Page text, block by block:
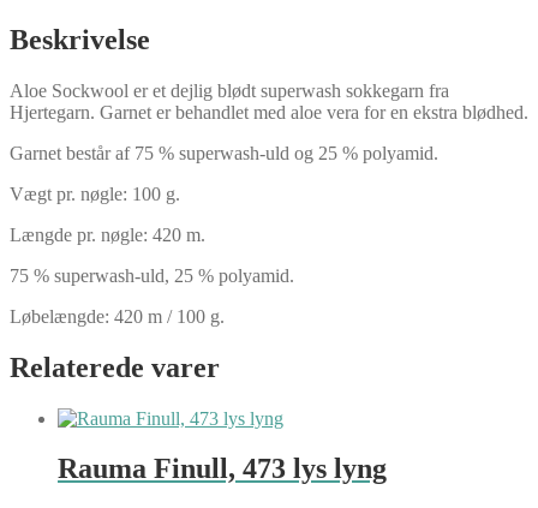
Beskrivelse
Aloe Sockwool er et dejlig blødt superwash sokkegarn fra
Hjertegarn. Garnet er behandlet med aloe vera for en ekstra blødhed.
Garnet består af 75 % superwash-uld og 25 % polyamid.
Vægt pr. nøgle: 100 g.
Længde pr. nøgle: 420 m.
75 % superwash-uld, 25 % polyamid.
Løbelængde: 420 m / 100 g.
Relaterede varer
Rauma Finull, 473 lys lyng